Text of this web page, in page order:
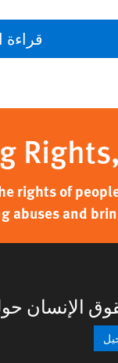
قراءة
rights of
abuses and
الإنسان